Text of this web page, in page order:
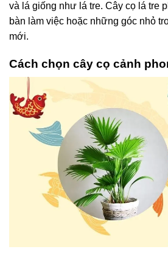
và lá giống như lá tre. Cây cọ lá tre
bàn làm việc hoặc những góc nhỏ
mới.
Cách chọn cây cọ cảnh